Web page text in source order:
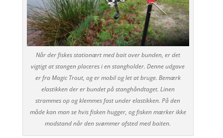
Når der fiskes stationært med bait over bunden, er det
vigtigt at stangen placeres i en stangholder. Denne udgave
er fra Magic Trout, og er mobil og let at bruge. Bemærk
elastikken der er bundet på stanghåndtaget. Linen
strammes op og klemmes fast under elastikken. På den
måde kan man se hvis fisken hugger, og fisken mærker ikke
modstand når den svømmer afsted med baiten.